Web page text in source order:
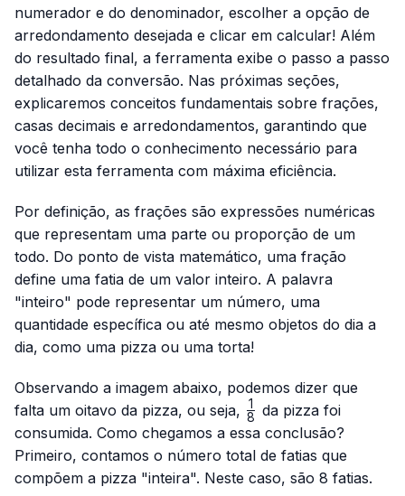
numerador e do denominador, escolher a opção de
arredondamento desejada e clicar em calcular! Além
do resultado final, a ferramenta exibe o passo a passo
detalhado da conversão. Nas próximas seções,
explicaremos conceitos fundamentais sobre frações,
casas decimais e arredondamentos, garantindo que
você tenha todo o conhecimento necessário para
utilizar esta ferramenta com máxima eficiência.
Por definição, as frações são expressões numéricas
que representam uma parte ou proporção de um
todo. Do ponto de vista matemático, uma fração
define uma fatia de um valor inteiro. A palavra
"inteiro" pode representar um número, uma
quantidade específica ou até mesmo objetos do dia a
dia, como uma pizza ou uma torta!
Observando a imagem abaixo, podemos dizer que
falta um oitavo da pizza, ou seja, \frac{1}
{8}
8
1
da pizza foi
consumida. Como chegamos a essa conclusão?
Primeiro, contamos o número total de fatias que
compõem a pizza "inteira". Neste caso, são 8 fatias.